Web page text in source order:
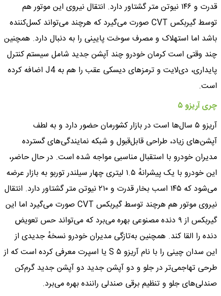
قدرت و ۱۴۶ نیوتن متر گشتاور دارد. انتقال نیروی این موتور هم
توسط گیربکس CVT صورت می‌گیرد که هرچند می‌تواند کسل‌کننده
باشد اما استهلاک و مصرف سوخت پایینی را به دنبال دارد. همچنین
چند وقتی است کرمان خودرو چند آپشن جدید شامل سیستم کنترل
پایداری، دی‌لایت و ترمزهای دیسکی عقب را هم به J4 اضافه کرده
است.
چری آریزو ۵
آریزو ۵ سال‌ها است در بازار کشورمان حضور دارد و به لطف
آپشن‌های زیاد، طراحی قابل‌قبول و شبکه نمایندگی‌های گسترده
مدیران خودرو با استقبال مناسبی مواجه شده است. در حال حاضر،
این خودرو با یک پیشرانهٔ ۱.۵ لیتری چهار سیلندر توربو به بازار عرضه
می‌شود که ۱۴۵ اسب بخار قدرت و ۲۱۰ نیوتن متر گشتاور دارد. انتقال
نیروی موتور هم هرچند توسط گیربکس CVT صورت می‌گیرد اما این
گیربکس از ۹ دنده مصنوعی بهره می‌برد که می‌تواند حس تعویض
دنده را القا کند. همچنین به‌تازگی مدیران خودرو نسخهٔ جدیدی از
این سدان چینی را با نام آریزو ۵ S یا اسپرت معرفی کرده است که از
طرحی تهاجمی‌تر در جلو و دو آپشن جدید دو آپشن جدید گرم‌کن
صندلی‌های جلو و تنظیم برقی صندلی راننده بهره می‌برد.